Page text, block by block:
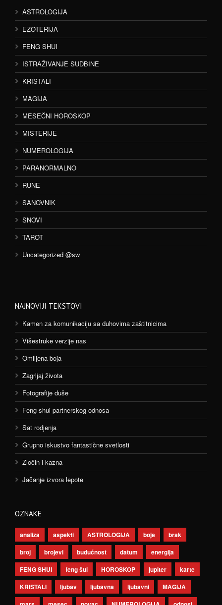
ASTROLOGIJA
EZOTERIJA
FENG SHUI
ISTRAŽIVANJE SUDBINE
KRISTALI
MAGIJA
MESEČNI HOROSKOP
MISTERIJE
NUMEROLOGIJA
PARANORMALNO
RUNE
SANOVNIK
SNOVI
TAROT
Uncategorized @sw
NAJNOVIJI TEKSTOVI
Kamen za komunikaciju sa duhovima zaštitnicima
Višestruke verzije nas
Omiljena boja
Zagrljaj života
Fotografije duše
Feng shui partnerskog odnosa
Sat rodjenja
Grupno iskustvo fantastične svetlosti
Zločin i kazna
Jačanje izvora lepote
OZNAKE
analiza aspekti ASTROLOGIJA boje
brak
broj
brojevi budućnost datum
energija
FENG SHUI
feng šui HOROSKOP jupiter
karte
KRISTALI
ljubav ljubavna ljubavni
MAGIJA